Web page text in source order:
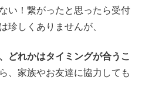
い！繋がったと思ったら受付
珍しくありませんが、
どれかはタイミングが合うこ
、家族やお友達に協力しても